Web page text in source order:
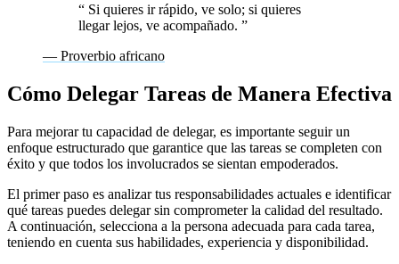
“ Si quieres ir rápido, ve solo; si quieres
llegar lejos, ve acompañado. ”
— Proverbio africano
Cómo Delegar Tareas de Manera Efectiva
Para mejorar tu capacidad de delegar, es importante seguir un
enfoque estructurado que garantice que las tareas se completen con
éxito y que todos los involucrados se sientan empoderados.
El primer paso es analizar tus responsabilidades actuales e identificar
qué tareas puedes delegar sin comprometer la calidad del resultado.
A continuación, selecciona a la persona adecuada para cada tarea,
teniendo en cuenta sus habilidades, experiencia y disponibilidad.